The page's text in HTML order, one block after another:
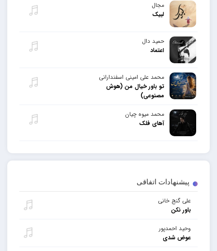
پیشنهادات اتفاقی
علی گنج خانی
باور نکن
وحید احمدپور
عوض شدی
مجال
لبیک
حمید دال
اعتماد
محمد علی امینی اسفندارانی
تو باور خیال من (هوش
مصنوعی)
محمد میوه چیان
آهای فلک